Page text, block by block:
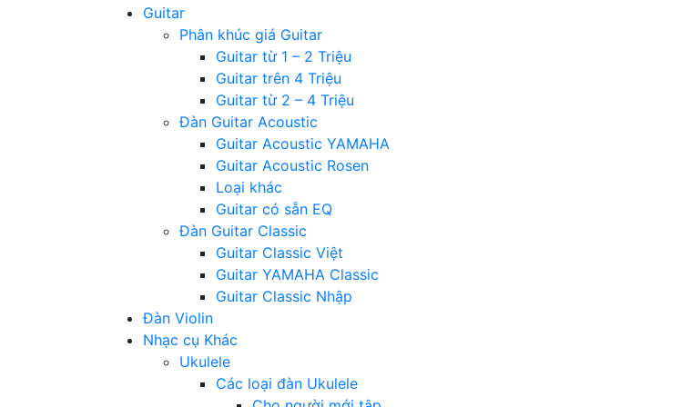
Guitar
Phân khúc giá Guitar
Guitar từ 1 – 2 Triệu
Guitar trên 4 Triệu
Guitar từ 2 – 4 Triệu
Đàn Guitar Acoustic
Guitar Acoustic YAMAHA
Guitar Acoustic Rosen
Loại khác
Guitar có sẵn EQ
Đàn Guitar Classic
Guitar Classic Việt
Guitar YAMAHA Classic
Guitar Classic Nhập
Đàn Violin
Nhạc cụ Khác
Ukulele
Các loại đàn Ukulele